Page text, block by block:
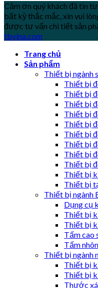
Cảm ơn quý khách đã tin
bất kỳ thắc mắc, xin vui
được tư vấn chi tiết sản
tbvina.com
Trang chủ
Sản phẩm
Thiết bị ngành
Thiết bị
Thiết bị
Thiết bị
Thiết bị
Thiết bị
Thiết bị
Thiết bị
Thiết bị
Thiết bị
Thiết bị
Thiết bị
Thiết bị ngành
Dụng cụ
Thiết bị
Thiết bị
Tấm cao
Tấm
Thiết bị ngành
Thiết bị
Thiết bị
Thước